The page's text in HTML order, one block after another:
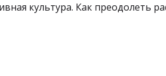
культура. Как преодолеть